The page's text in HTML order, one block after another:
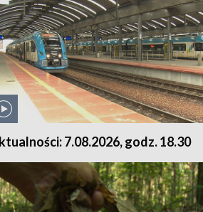
7.08.2026, godz. 18.30